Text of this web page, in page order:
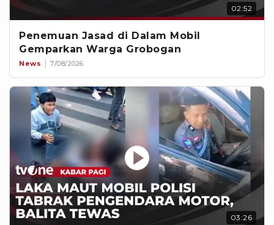
02:52
Penemuan Jasad di Dalam Mobil
Gemparkan Warga Grobogan
News 7/08/2026
03:26